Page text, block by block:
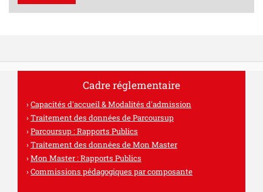
Cadre réglementaire
Capacités d'accueil & Modalités d'admission
Traitement des données de Parcoursup
Parcoursup : Rapports Publics
Traitement des données de Mon Master
Mon Master : Rapports Publics
Commissions pédagogiques par composante